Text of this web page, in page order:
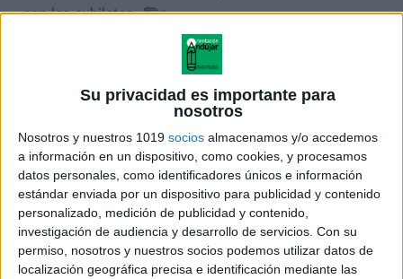
Su privacidad es importante para
nosotros
Nosotros y nuestros 1019 socios almacenamos y/o accedemos
a información en un dispositivo, como cookies, y procesamos
datos personales, como identificadores únicos e información
estándar enviada por un dispositivo para publicidad y contenido
personalizado, medición de publicidad y contenido,
investigación de audiencia y desarrollo de servicios. Con su
permiso, nosotros y nuestros socios podemos utilizar datos de
localización geográfica precisa e identificación mediante las
con los cubiletes. 🏗️✨
🌟 Beneficios educativos:
✅ Desarrolla la conciencia silábica.
✅ Favorece la lectoescritura.
✅ Mejora la atención y la concentración.
✅ Potencia la velocidad de procesamiento.
✅ Fomenta el aprendizaje mediante el juego.
Creado por
@profe_actividadsensorial @elrinconcitoderakiy